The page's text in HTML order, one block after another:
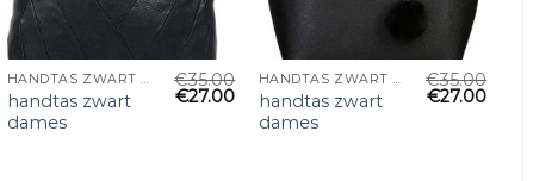
HANDTAS ZWART DAMES
handtas zwart
dames
€35.00
€27.00
HANDTAS ZWART DAMES
handtas zwart
dames
€35.00
€27.00